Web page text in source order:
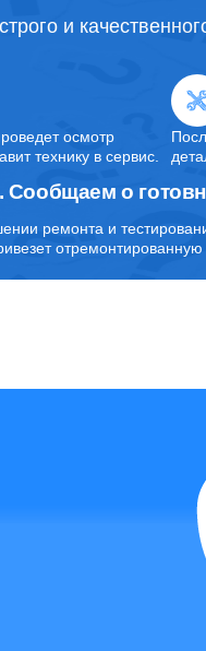
и
осмотр
технику в сервис.
Сообщаем о
ремонта и
отремонтированную